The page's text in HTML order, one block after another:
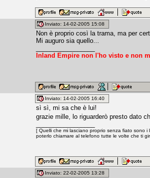
Inviato: 14-02-2005 15:08
Non è proprio così la trama, ma per
Mi auguro sia quello...
Inland Empire non l'ho visto e non
Inviato: 14-02-2005 16:40
sì sì, mi sa che è lui!
grazie mille, lo riguarderò presto dato
[ Quelli che mi lasciano proprio senza fiato sono
poterlo chiamare al telefono tutte le volte che ti
Inviato: 22-02-2005 13:28